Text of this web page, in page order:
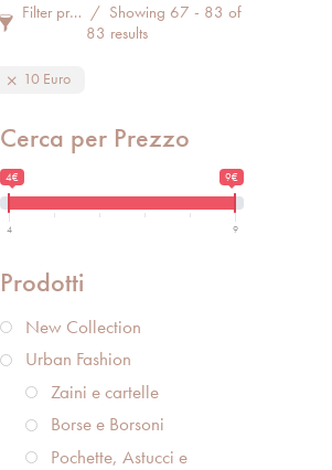
Filter products
Showing 67 - 83 of
83 results
10 Euro
Cerca per Prezzo
4€ 9€
4 9
Prodotti
New Collection
Urban Fashion
Zaini e cartelle
Borse e Borsoni
Pochette, Astucci e